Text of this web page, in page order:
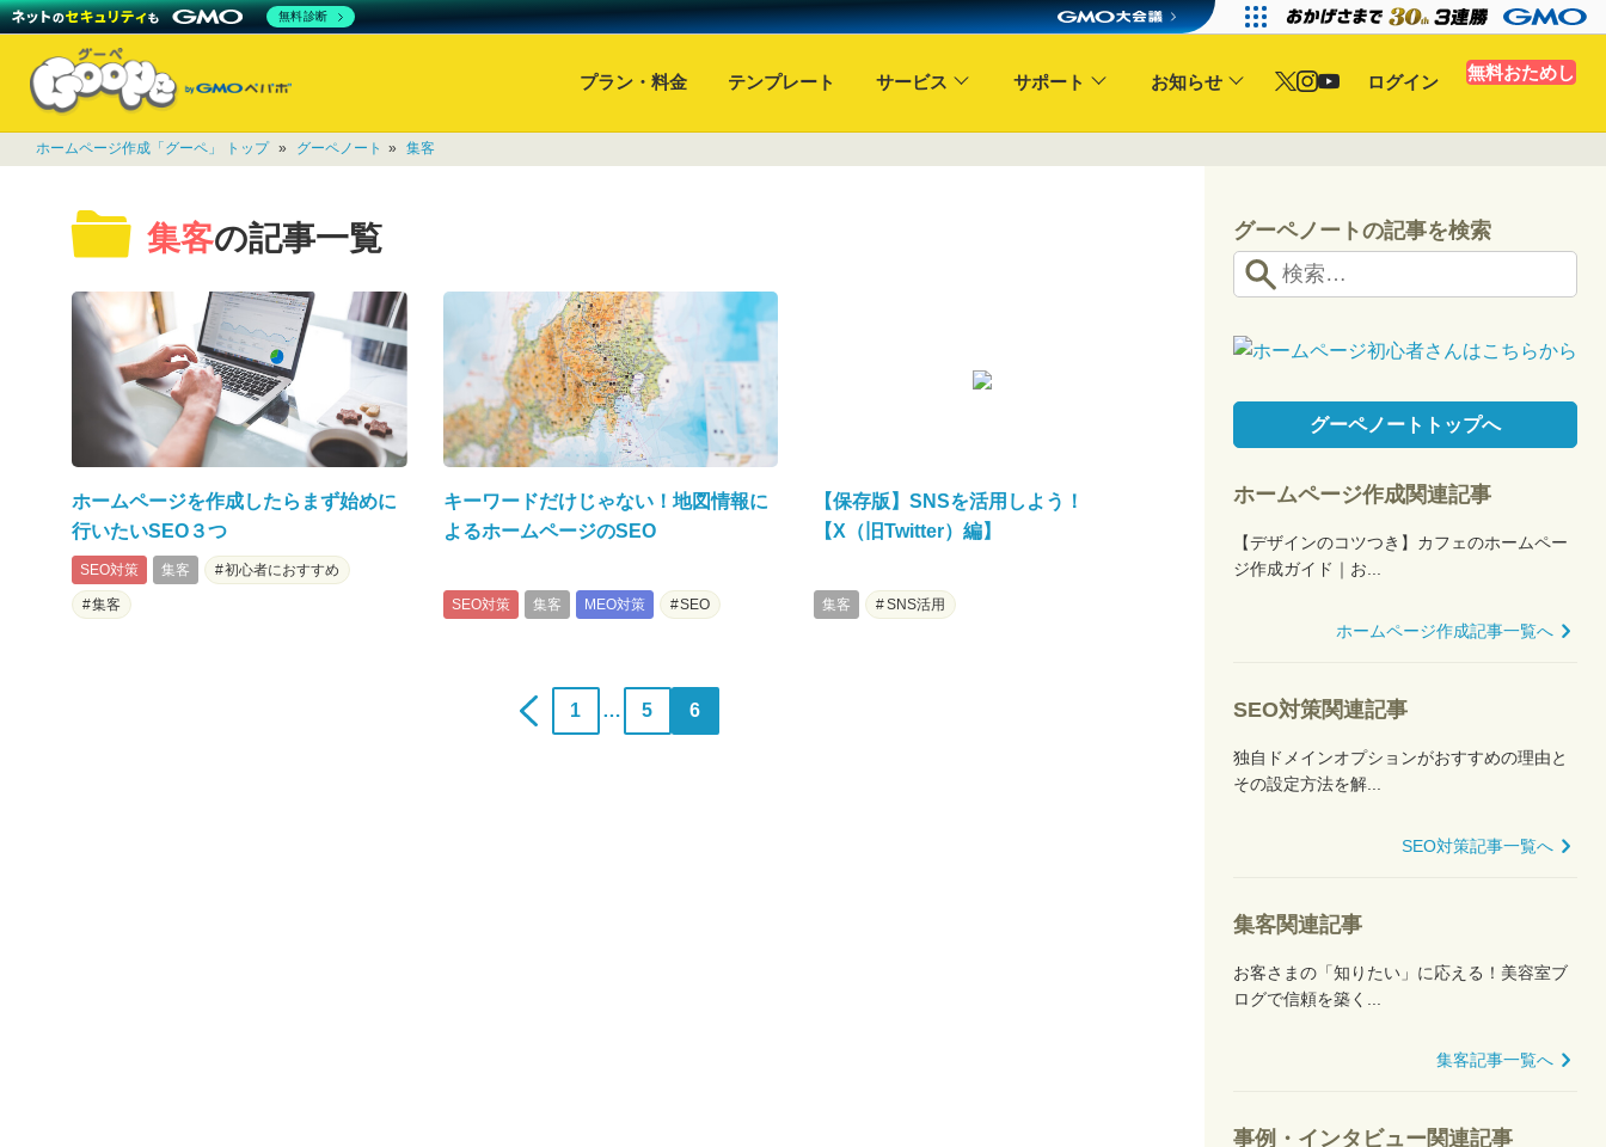
プラン・料金 テンプレート サービス サポート お知らせ ログイン 無料おためし
ホームページ作成「グーペ」 トップ » グーペノート » 集客
集客の記事一覧
ホームページを作成したらまず始めに
行いたいSEO３つ
SEO対策 集客 初心者におすすめ
集客
キーワードだけじゃない！地図情報に
よるホームページのSEO
SEO対策 集客 MEO対策 SEO
【保存版】SNSを活用しよう！
【X（旧Twitter）編】
集客 SNS活用
1 … 5 6
グーペノートの記事を検索
グーペノートトップへ
ホームページ作成関連記事
【デザインのコツつき】カフェのホームペー
ジ作成ガイド｜お...
ホームページ作成記事一覧へ
SEO対策関連記事
独自ドメインオプションがおすすめの理由と
その設定方法を解...
SEO対策記事一覧へ
集客関連記事
お客さまの「知りたい」に応える！美容室ブ
ログで信頼を築く...
集客記事一覧へ
事例・インタビュー関連記事
無料診断